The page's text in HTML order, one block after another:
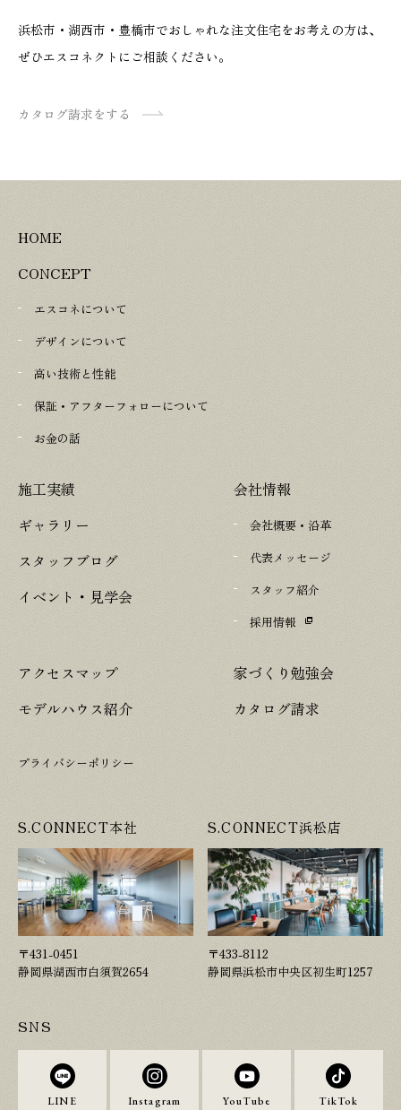
浜松市・湖西市・豊橋市でおしゃれな注文住宅をお考えの方は、
ぜひエスコネクトにご相談ください。
カタログ請求をする
HOME
CONCEPT
エスコネについて
デザインについて
高い技術と性能
保証・アフターフォローについて
お金の話
施工実績
ギャラリー
スタッフブログ
イベント・見学会
会社情報
会社概要・沿革
代表メッセージ
スタッフ紹介
採用情報
アクセスマップ
モデルハウス紹介
家づくり勉強会
カタログ請求
プライバシーポリシー
S.CONNECT本社
〒431-0451
静岡県湖西市白須賀2654
S.CONNECT浜松店
〒433-8112
静岡県浜松市中央区初生町1257
SNS
LINE Instagram YouTube TikTok